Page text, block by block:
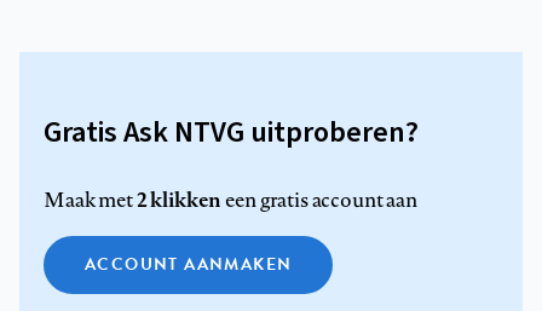
Gratis Ask NTVG uitproberen?
Maak met2 klikkeneen gratis account aan
ACCOUNT AANMAKEN